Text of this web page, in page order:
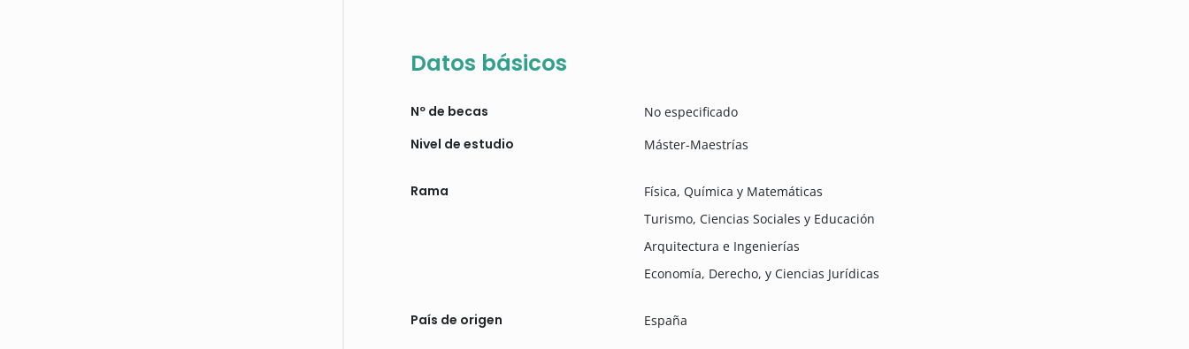
Datos básicos
Nº de becas No especificado
Nivel de estudio Máster-Maestrías
Rama
Física, Química y Matemáticas
Turismo, Ciencias Sociales y Educación
Arquitectura e Ingenierías
Economía, Derecho, y Ciencias Jurídicas
País de origen España